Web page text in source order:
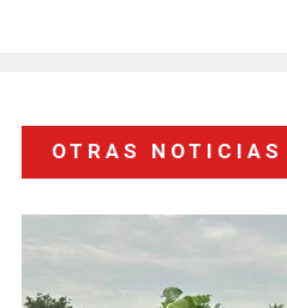
OTRAS NOTICIAS